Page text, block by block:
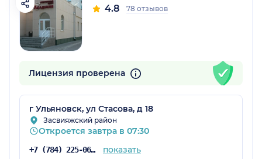
4.8 78 отзывов
Лицензия проверена
г Ульяновск, ул Стасова, д 18
Засвияжский район
Откроется завтра в 07:30
+7 (784) 225-06-58 показать